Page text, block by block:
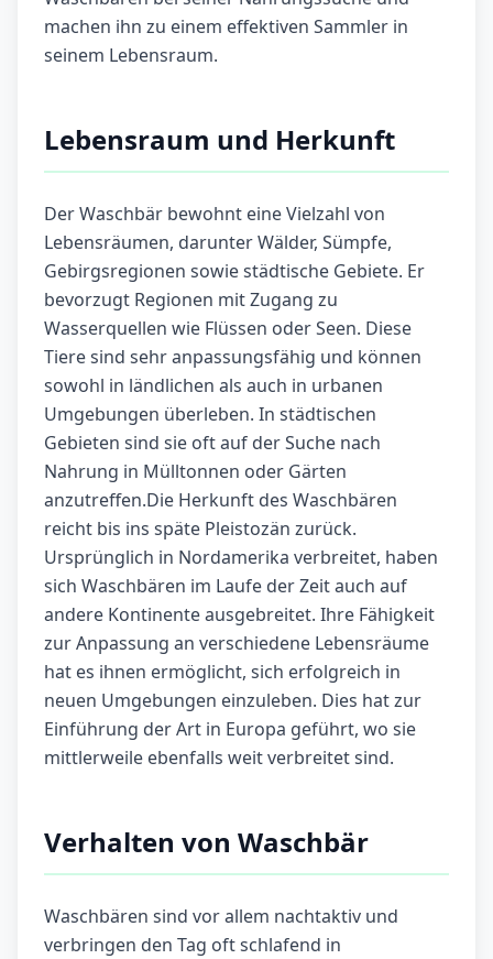
machen ihn zu einem effektiven Sammler in
seinem Lebensraum.
Lebensraum und Herkunft
Der Waschbär bewohnt eine Vielzahl von
Lebensräumen, darunter Wälder, Sümpfe,
Gebirgsregionen sowie städtische Gebiete. Er
bevorzugt Regionen mit Zugang zu
Wasserquellen wie Flüssen oder Seen. Diese
Tiere sind sehr anpassungsfähig und können
sowohl in ländlichen als auch in urbanen
Umgebungen überleben. In städtischen
Gebieten sind sie oft auf der Suche nach
Nahrung in Mülltonnen oder Gärten
anzutreffen.Die Herkunft des Waschbären
reicht bis ins späte Pleistozän zurück.
Ursprünglich in Nordamerika verbreitet, haben
sich Waschbären im Laufe der Zeit auch auf
andere Kontinente ausgebreitet. Ihre Fähigkeit
zur Anpassung an verschiedene Lebensräume
hat es ihnen ermöglicht, sich erfolgreich in
neuen Umgebungen einzuleben. Dies hat zur
Einführung der Art in Europa geführt, wo sie
mittlerweile ebenfalls weit verbreitet sind.
Verhalten von Waschbär
Waschbären sind vor allem nachtaktiv und
verbringen den Tag oft schlafend in